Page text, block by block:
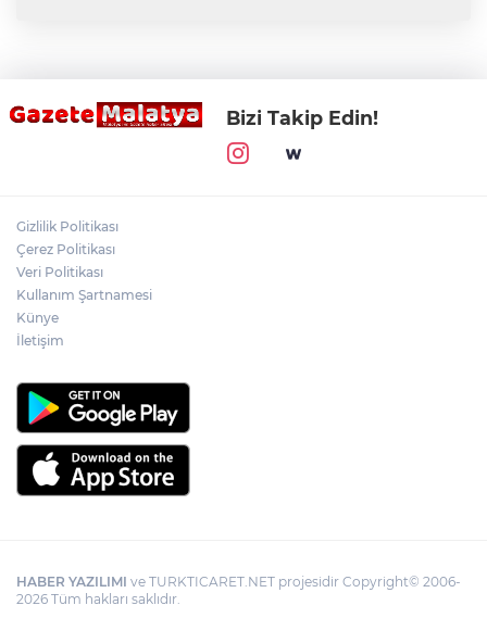
Bizi Takip Edin!
Gizlilik Politikası
Çerez Politikası
Veri Politikası
Kullanım Şartnamesi
Künye
İletişim
HABER YAZILIMI ve TURKTICARET.NET projesidir Copyright© 2006-
2026 Tüm hakları saklıdır.